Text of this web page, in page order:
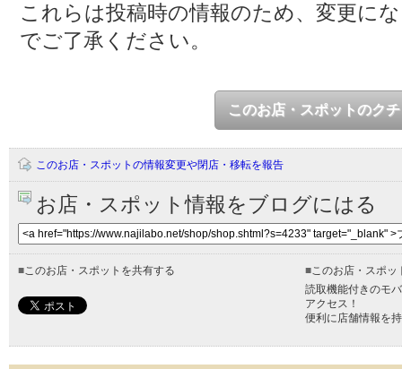
これらは投稿時の情報のため、変更に
でご了承ください。
このお店・スポットのク
このお店・スポットの情報変更や閉店・移転を報告
お店・スポット情報をブログにはる
■このお店・スポットを共有する ■このお店・スポッ
読取機能付きのモ
アクセス！
便利に店舗情報を